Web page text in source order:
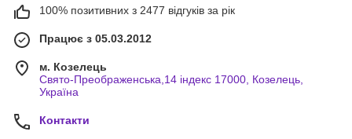
100% позитивних з 2477 відгуків за рік
Працює з 05.03.2012
м. Козелець
Свято-Преображенська,14 індекс 17000, Козелець,
Україна
Контакти